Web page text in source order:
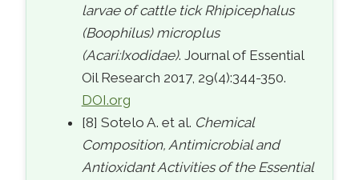
larvae of cattle tick Rhipicephalus
(Boophilus) microplus
(Acari:Ixodidae). Journal of Essential
Oil Research 2017, 29(4):344-350.
DOI.org
[8] Sotelo A. et al. Chemical
Composition, Antimicrobial and
Antioxidant Activities of the Essential